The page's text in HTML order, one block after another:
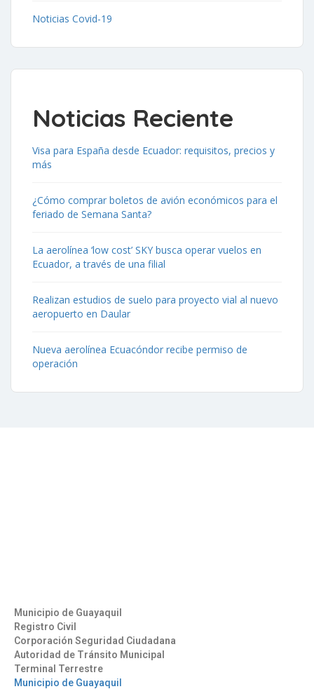
Noticias Covid-19
Noticias Reciente
Visa para España desde Ecuador: requisitos, precios y
más
¿Cómo comprar boletos de avión económicos para el
feriado de Semana Santa?
La aerolínea ‘low cost’ SKY busca operar vuelos en
Ecuador, a través de una filial
Realizan estudios de suelo para proyecto vial al nuevo
aeropuerto en Daular
Nueva aerolínea Ecuacóndor recibe permiso de
operación
Municipio de Guayaquil
Registro Civil
Corporación Seguridad Ciudadana
Autoridad de Tránsito Municipal
Terminal Terrestre
Municipio de Guayaquil